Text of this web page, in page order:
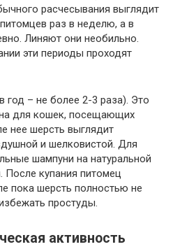
расчесывания выглядит
раз в неделю, а в
Линяют они необильно.
эти периоды проходят
год – не более 2-3 раза). Это
для кошек, посещающих
нее шерсть выглядит
и шелковистой. Для
шампуни на натуральной
После купания питомец
пока шерсть полностью не
простуды.
активность